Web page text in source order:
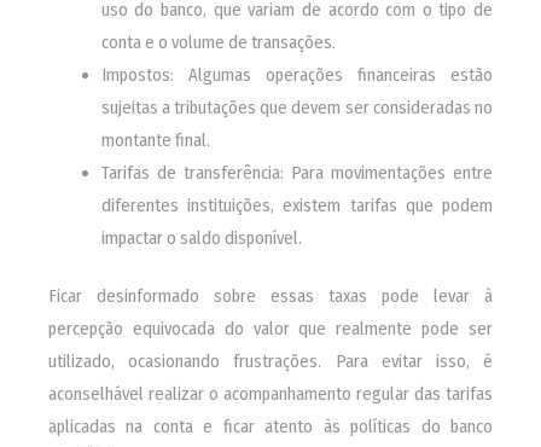
uso do banco, que variam de acordo com o tipo de
conta e o volume de transações.
Impostos: Algumas operações financeiras estão
sujeitas a tributações que devem ser consideradas no
montante final.
Tarifas de transferência: Para movimentações entre
diferentes instituições, existem tarifas que podem
impactar o saldo disponível.
Ficar desinformado sobre essas taxas pode levar à
percepção equivocada do valor que realmente pode ser
utilizado, ocasionando frustrações. Para evitar isso, é
aconselhável realizar o acompanhamento regular das tarifas
aplicadas na conta e ficar atento às políticas do banco